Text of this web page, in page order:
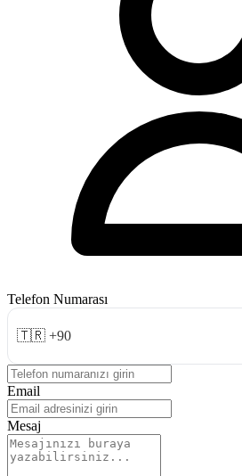
Telefon Numarası
🇹🇷 +90
Email
Mesaj